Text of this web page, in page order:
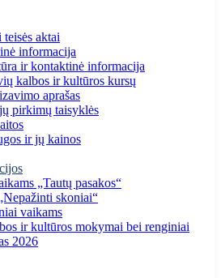
aktai
informacija
ir kontaktinė informacija
kalbos ir kultūros kursų
aprašas
pirkimų taisyklės
ir jų kainos
„Tautų pasakos“
skoniai“
vaikams
ir kultūros mokymai bei renginiai
2026